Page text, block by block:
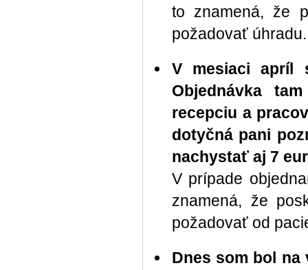
to znamená, že
požadovať úhradu.
V mesiaci apríl
Objednávka
recepciu a
dotyčná pani
nachystať aj 7
V prípade
znamená, že
požadovať od
Dnes som bol